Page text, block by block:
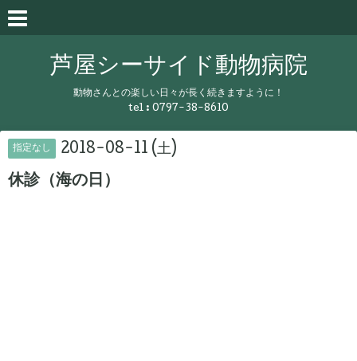
芦屋シーサイド動物病院
動物さんとの楽しい日々が長く続きますように！
tel : 0797-38-8610
指定なし 2018-08-11 (土)
休診（海の日）